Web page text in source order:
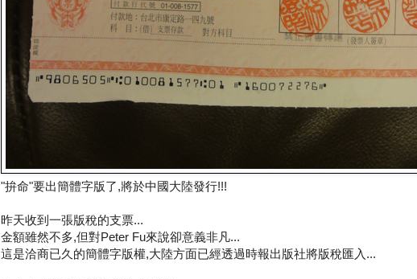
"拚命"要出簡體字版了,將於中國大陸發行!!!
昨天收到一張版稅的支票...
金額雖然不多,但對Peter Fu來說卻意義非凡...
這是洽商已久的簡體字版權,大陸方面已經透過時報出版社將版稅匯入...